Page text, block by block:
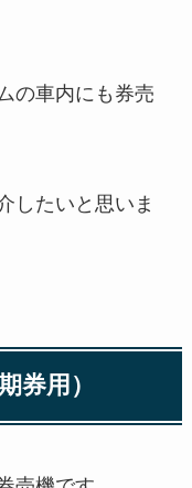
の車内にも券売
したいと思いま
券用）